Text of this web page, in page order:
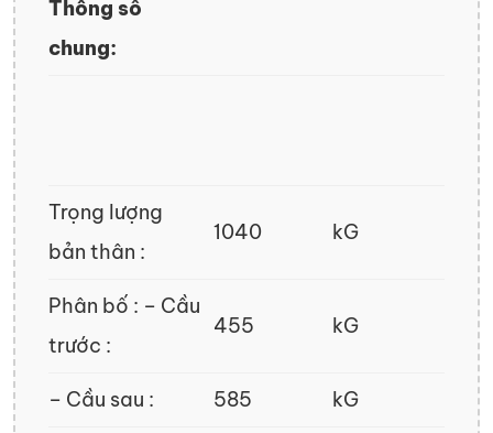
Thông số
chung:
Trọng lượng
bản thân :
1040 kG
Phân bố : – Cầu
trước :
455 kG
– Cầu sau : 585 kG